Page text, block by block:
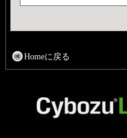
Homeに戻る